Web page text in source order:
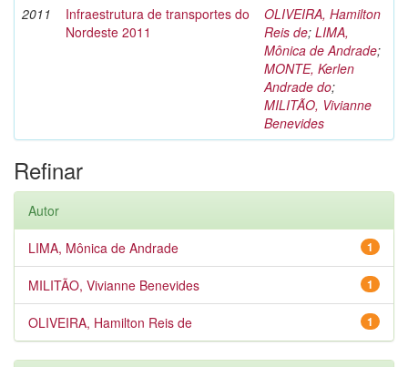
2011
Infraestrutura de transportes do
Nordeste 2011
OLIVEIRA, Hamilton
Reis de; LIMA,
Mônica de Andrade;
MONTE, Kerlen
Andrade do;
MILITÃO, Vivianne
Benevides
Refinar
Autor
1
LIMA, Mônica de Andrade
1
MILITÃO, Vivianne Benevides
1
OLIVEIRA, Hamilton Reis de